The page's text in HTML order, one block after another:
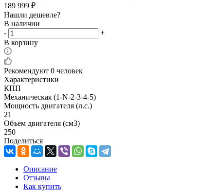
189 999 ₽
Нашли дешевле?
В наличии
-
+
В корзину
Рекомендуют 0 человек
Характеристики
КПП
Механическая (1-N-2-3-4-5)
Мощность двигателя (л.с.)
21
Объем двигателя (см3)
250
Поделиться
Описание
Отзывы
Как купить